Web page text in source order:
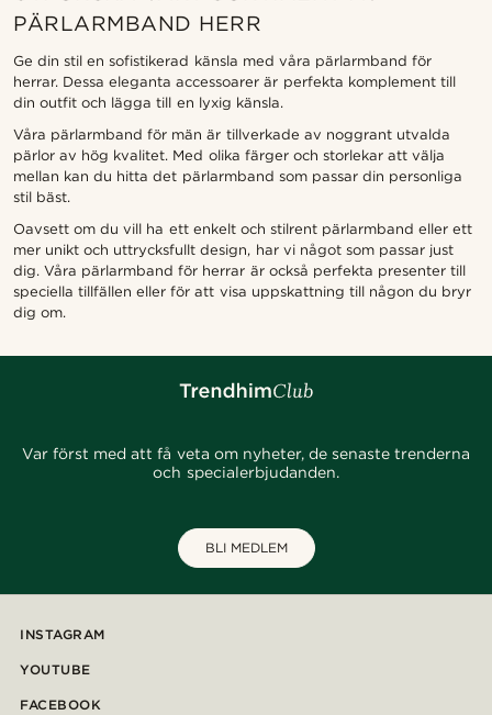
PÄRLARMBAND HERR
Ge din stil en sofistikerad känsla med våra pärlarmband för
herrar. Dessa eleganta accessoarer är perfekta komplement till
din outfit och lägga till en lyxig känsla.
Våra pärlarmband för män är tillverkade av noggrant utvalda
pärlor av hög kvalitet. Med olika färger och storlekar att välja
mellan kan du hitta det pärlarmband som passar din personliga
stil bäst.
Oavsett om du vill ha ett enkelt och stilrent pärlarmband eller ett
mer unikt och uttrycksfullt design, har vi något som passar just
dig. Våra pärlarmband för herrar är också perfekta presenter till
speciella tillfällen eller för att visa uppskattning till någon du bryr
dig om.
Var först med att få veta om nyheter, de senaste trenderna
och specialerbjudanden.
BLI MEDLEM
INSTAGRAM
YOUTUBE
FACEBOOK